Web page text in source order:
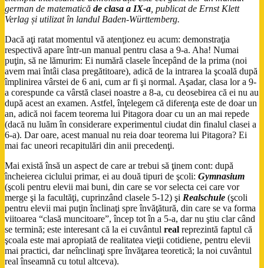
german de matematică de clasa a IX-a , publicat de Ernst Klett
Verlag și utilizat în landul Baden-Württemberg.
Dacă aţi ratat momentul vă atenţionez eu acum: demonstraţia
respectivă apare într-un manual pentru clasa a 9-a. Aha! Numai
puţin, să ne lămurim: Ei numără clasele începând de la prima (noi
avem mai întâi clasa pregătitoare), adică de la intrarea la şcoală după
împlinirea vârstei de 6 ani, cum ar fi şi normal. Aşadar, clasa lor a 9-
a corespunde ca vârstă clasei noastre a 8-a, cu deosebirea că ei nu au
după acest an examen. Astfel, înţelegem că diferenţa este de doar un
an, adică noi facem teorema lui Pitagora doar cu un an mai repede
(dacă nu luăm în considerare experimentul ciudat din finalul clasei a
6-a). Dar oare, acest manual nu reia doar teorema lui Pitagora? Ei
mai fac uneori recapitulări din anii precedenţi.
Mai există însă un aspect de care ar trebui să ţinem cont: după
încheierea ciclului primar, ei au două tipuri de şcoli: Gymnasium
(şcoli pentru elevii mai buni, din care se vor selecta cei care vor
merge şi la facultăţi, cuprinzând clasele 5-12) şi Realschule (şcoli
pentru elevii mai puţin înclinaţi spre învăţătură, din care se va forma
viitoarea “clasă muncitoare”, încep tot în a 5-a, dar nu ştiu clar când
se termină; este interesant că la ei cuvântul real reprezintă faptul că
şcoala este mai apropiată de realitatea vieţii cotidiene, pentru elevii
mai practici, dar neînclinaţi spre învăţarea teoretică; la noi cuvântul
real înseamnă cu totul altceva).